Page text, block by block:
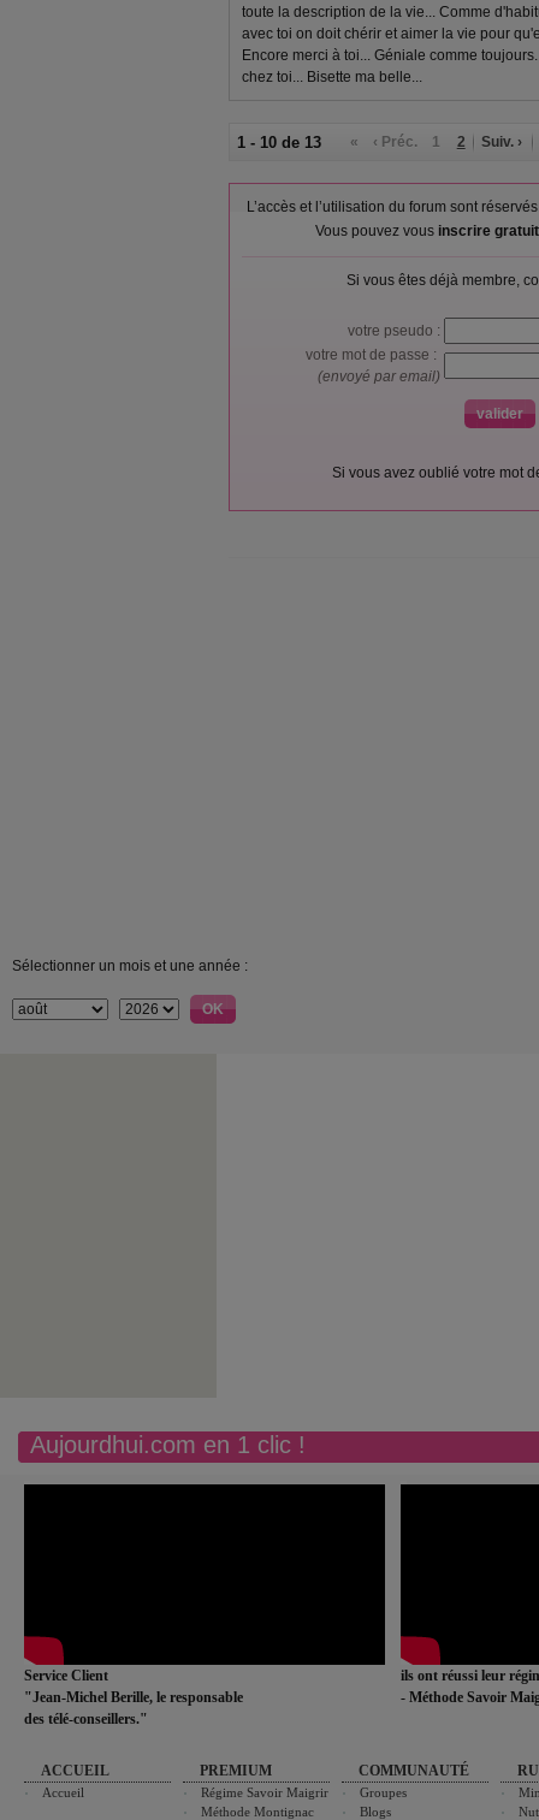
toute la description de la vie... Comme
avec toi on doit chérir et aimer la vie pour
Encore merci à toi... Géniale comme
chez toi... Bisette ma belle...
1 - 10 de 13 « ‹ Préc. 1 2 Suiv. ›
L’accès et l’utilisation du forum sont
Vous pouvez vous inscrire
Si vous êtes déjà membre,
votre pseudo :
votre mot de passe :
(envoyé par email)
Si vous avez oublié votre mot
Sélectionner un mois et une année :
Aujourdhui.com en 1 clic !
Service Client
"Jean-Michel Berille, le responsable
des télé-conseillers."
ils ont réussi leur
- Méthode Savoir
ACCUEIL
Accueil
PREMIUM
Régime Savoir Maigrir
Méthode Montignac
COMMUNAUTÉ
Groupes
Blogs